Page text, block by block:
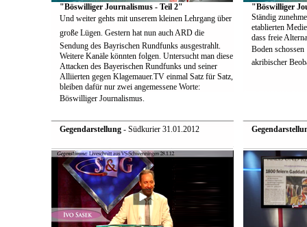
"Böswilliger Journalismus - Teil 2"
Und weiter gehts mit unserem kleinen Lehrgang über
große Lügen. Gestern hat nun auch ARD die
Sendung des Bayrischen Rundfunks ausgestrahlt.
Weitere Kanäle könnten folgen. Untersucht man diese
Attacken des Bayerischen Rundfunks und seiner
Alliierten gegen Klagemauer.TV einmal Satz für Satz,
bleiben dafür nur zwei angemessene Worte:
Böswilliger Journalismus.
"Böswilliger
Ständig
etablierten
dass freie
Boden schossen
akribischer
Gegendarstellung- Südkurier 31.01.2012